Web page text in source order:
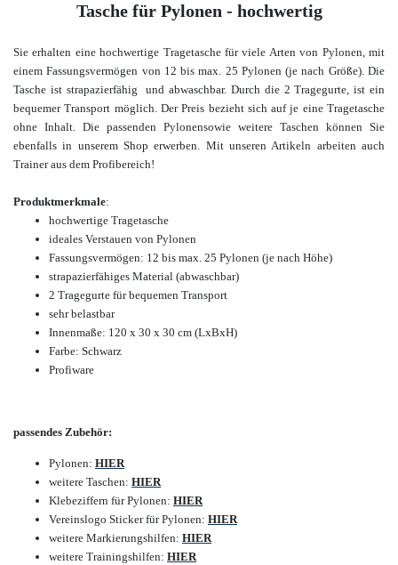
Tasche für Pylonen - hochwertig
Sie erhalten eine hochwertige Tragetasche für viele Arten von Pylonen, mit
einem Fassungsvermögen von 12 bis max. 25 Pylonen (je nach Größe). Die
Tasche ist strapazierfähig und abwaschbar. Durch die 2 Tragegurte, ist ein
bequemer Transport möglich. Der Preis bezieht sich auf je eine Tragetasche
ohne Inhalt. Die passenden Pylonensowie weitere Taschen können Sie
ebenfalls in unserem Shop erwerben. Mit unseren Artikeln arbeiten auch
Trainer aus dem Profibereich!
Produktmerkmale:
hochwertige Tragetasche
ideales Verstauen von Pylonen
Fassungsvermögen: 12 bis max. 25 Pylonen (je nach Höhe)
strapazierfähiges Material (abwaschbar)
2 Tragegurte für bequemen Transport
sehr belastbar
Innenmaße: 120 x 30 x 30 cm (LxBxH)
Farbe: Schwarz
Profiware
passendes Zubehör:
Pylonen: HIER
weitere Taschen: HIER
Klebeziffern für Pylonen: HIER
Vereinslogo Sticker für Pylonen: HIER
weitere Markierungshilfen: HIER
weitere Trainingshilfen: HIER